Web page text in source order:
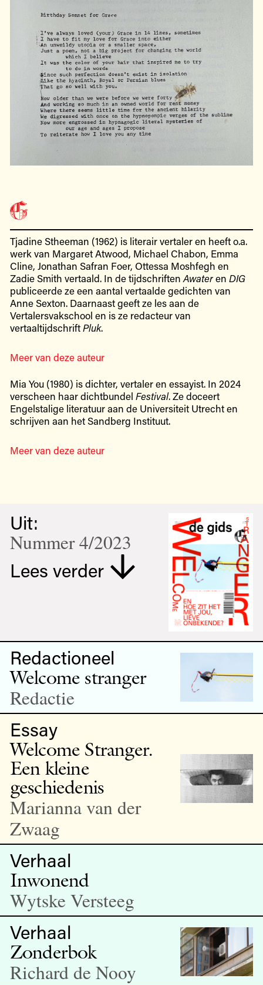
Tjadine Stheeman (1962) is literair vertaler en heeft o.a.
werk van Margaret Atwood, Michael Chabon, Emma
Cline, Jonathan Safran Foer, Ottessa Moshfegh en
Zadie Smith vertaald. In de tijdschriftenAwateren DIG
publiceerde ze een aantal vertaalde gedichten van
Anne Sexton. Daarnaast geeft ze les aan de
Vertalersvakschool en is ze redacteur van
vertaaltijdschriftPluk.
Meer van deze auteur
Mia You (1980) is dichter, vertaler en essayist. In 2024
verscheen haar dichtbundel Festival. Ze doceert
Engelstalige literatuur aan de Universiteit Utrecht en
schrijven aan het Sandberg Instituut.
Meer van deze auteur
Uit:
Nummer 4/2023
Lees verder
Redactioneel
Welcome stranger
Redactie
Essay
Welcome Stranger.
Een kleine
geschiedenis
Marianna van der
Zwaag
Verhaal
Inwonend
Wytske Versteeg
Verhaal
Zonderbok
Richard de Nooy